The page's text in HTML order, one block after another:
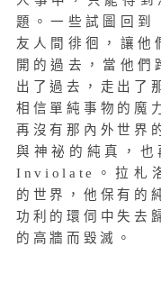
題。一些試圖回
友人間徘徊，讓
開的過去，當他
出了過去，走出了
相信單純事物的魔
再沒有那內外世界
與神祕的純真，
Inviolate。拉札
的世界，他保有的
功利的環伺中失去
的高牆而毀滅。